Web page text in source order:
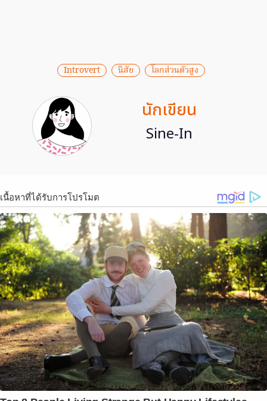
Introvert นิสัย โลกส่วนตัวสูง
นักเขียน
Sine-In
เนื้อหาที่ได้รับการโปรโมต